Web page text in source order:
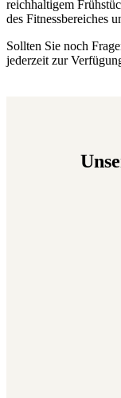
reichhaltigem
des Fitnessbereiches
Sollten Sie noch
jederzeit zur